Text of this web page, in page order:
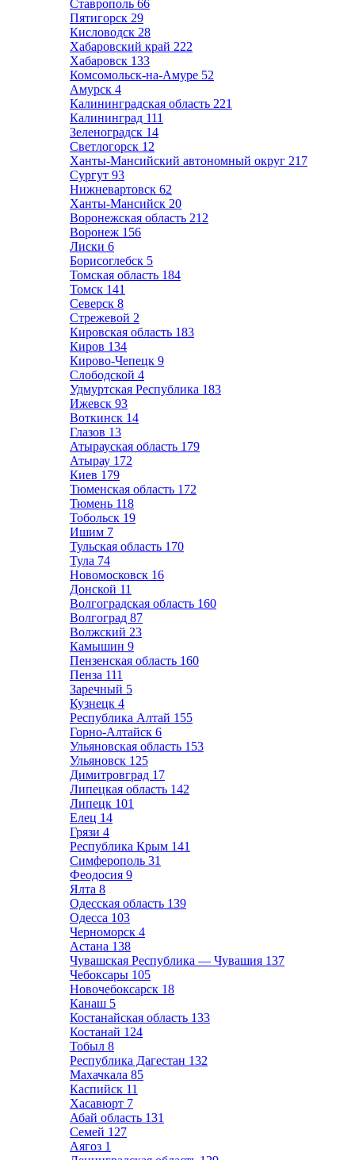
Ставрополь 66
Пятигорск 29
Кисловодск 28
Хабаровский край 222
Хабаровск 133
Комсомольск-на-Амуре 52
Амурск 4
Калининградская область 221
Калининград 111
Зеленоградск 14
Светлогорск 12
Ханты-Мансийский автономный округ 217
Сургут 93
Нижневартовск 62
Ханты-Мансийск 20
Воронежская область 212
Воронеж 156
Лиски 6
Борисоглебск 5
Томская область 184
Томск 141
Северск 8
Стрежевой 2
Кировская область 183
Киров 134
Кирово-Чепецк 9
Слободской 4
Удмуртская Республика 183
Ижевск 93
Воткинск 14
Глазов 13
Атырауская область 179
Атырау 172
Киев 179
Тюменская область 172
Тюмень 118
Тобольск 19
Ишим 7
Тульская область 170
Тула 74
Новомосковск 16
Донской 11
Волгоградская область 160
Волгоград 87
Волжский 23
Камышин 9
Пензенская область 160
Пенза 111
Заречный 5
Кузнецк 4
Республика Алтай 155
Горно-Алтайск 6
Ульяновская область 153
Ульяновск 125
Димитровград 17
Липецкая область 142
Липецк 101
Елец 14
Грязи 4
Республика Крым 141
Симферополь 31
Феодосия 9
Ялта 8
Одесская область 139
Одесса 103
Черноморск 4
Астана 138
Чувашская Республика — Чувашия 137
Чебоксары 105
Новочебоксарск 18
Канаш 5
Костанайская область 133
Костанай 124
Тобыл 8
Республика Дагестан 132
Махачкала 85
Каспийск 11
Хасавюрт 7
Абай область 131
Семей 127
Аягоз 1